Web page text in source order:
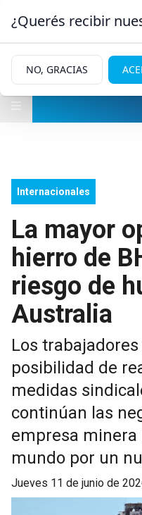
Internacionales
La mayor
hierro de
riesgo de
Australia
Los
posibilidad de
medidas
continúan las
empresa minera
mundo por un
jueves 11 de junio de
¿Querés recibir
NO, GRACIAS